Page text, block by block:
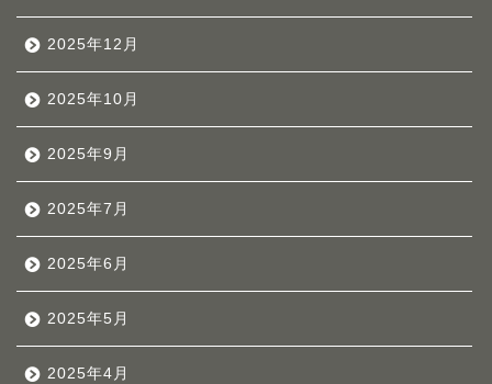
2025年12月
2025年10月
2025年9月
2025年7月
2025年6月
2025年5月
2025年4月